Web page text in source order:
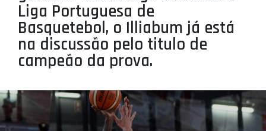
PROJETOS
LIGA BETCLIC MASCULINA
LIGA BETCLIC FEMININA
Liga Portuguesa de
Basquetebol, o Illiabum já está
na discussão pelo titulo de
campeão da prova.